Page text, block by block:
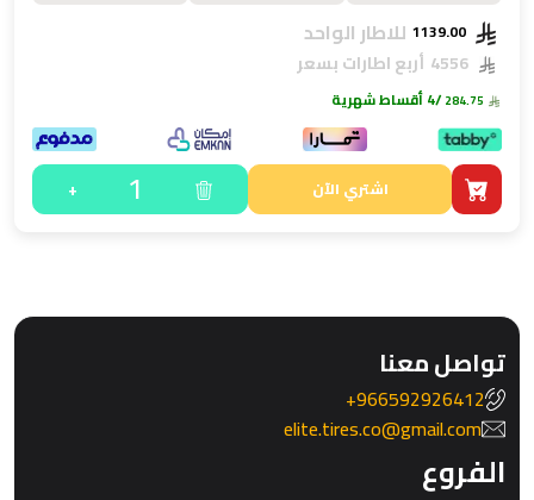
للاطار الواحد
أربع اطارات بسعر
/4 أقساط شهرية
اشتري الآن 1
+
تواصل معنا
966592926412+
elite.tires.co@gmail.com
الفروع